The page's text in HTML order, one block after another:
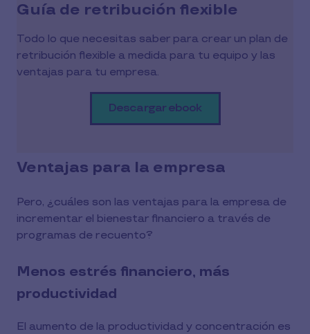
Guía de retribución flexible
Todo lo que necesitas saber para crear un plan de
retribución flexible a medida para tu equipo y las
ventajas para tu empresa.
Descargar ebook
Ventajas para la empresa
Pero, ¿cuáles son las ventajas para la empresa de
incrementar el bienestar financiero a través de
programas de recuento?
Menos estrés financiero, más
productividad
El aumento de la productividad y concentración es